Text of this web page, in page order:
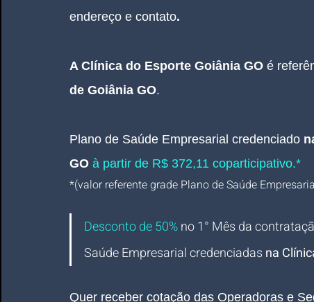
endereço e contato.
A Clínica do Esporte Goiânia GO é
de Goiânia GO.
Plano de Saúde Empresarial credenciado
GO à partir de R$ 372,11 coparticipativo.*
*(valor referente grade Plano de Saúde
Desconto de 50%no 1° Mês da
Saúde Empresarial credenciadas na
Quer receber cotação das Operadoras e